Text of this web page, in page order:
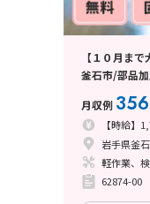
【１０月ま
釜石市/部品
月収例
【時給】
岩手県釜
62874-00